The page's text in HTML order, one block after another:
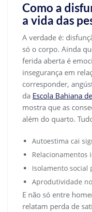
Como a
a vida das
A verdade é:
só o corpo. Ainda
ferida aberta é
insegurança em
corresponder,
da Escola Bahiana
mostra que as
além do quarto.
Autoestima cai
Relacionamentos
Isolamento social
Aprodutividade
E não só entre
relatam perda de